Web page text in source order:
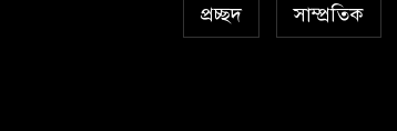
প্রচ্ছদ সাম্প্রতিক